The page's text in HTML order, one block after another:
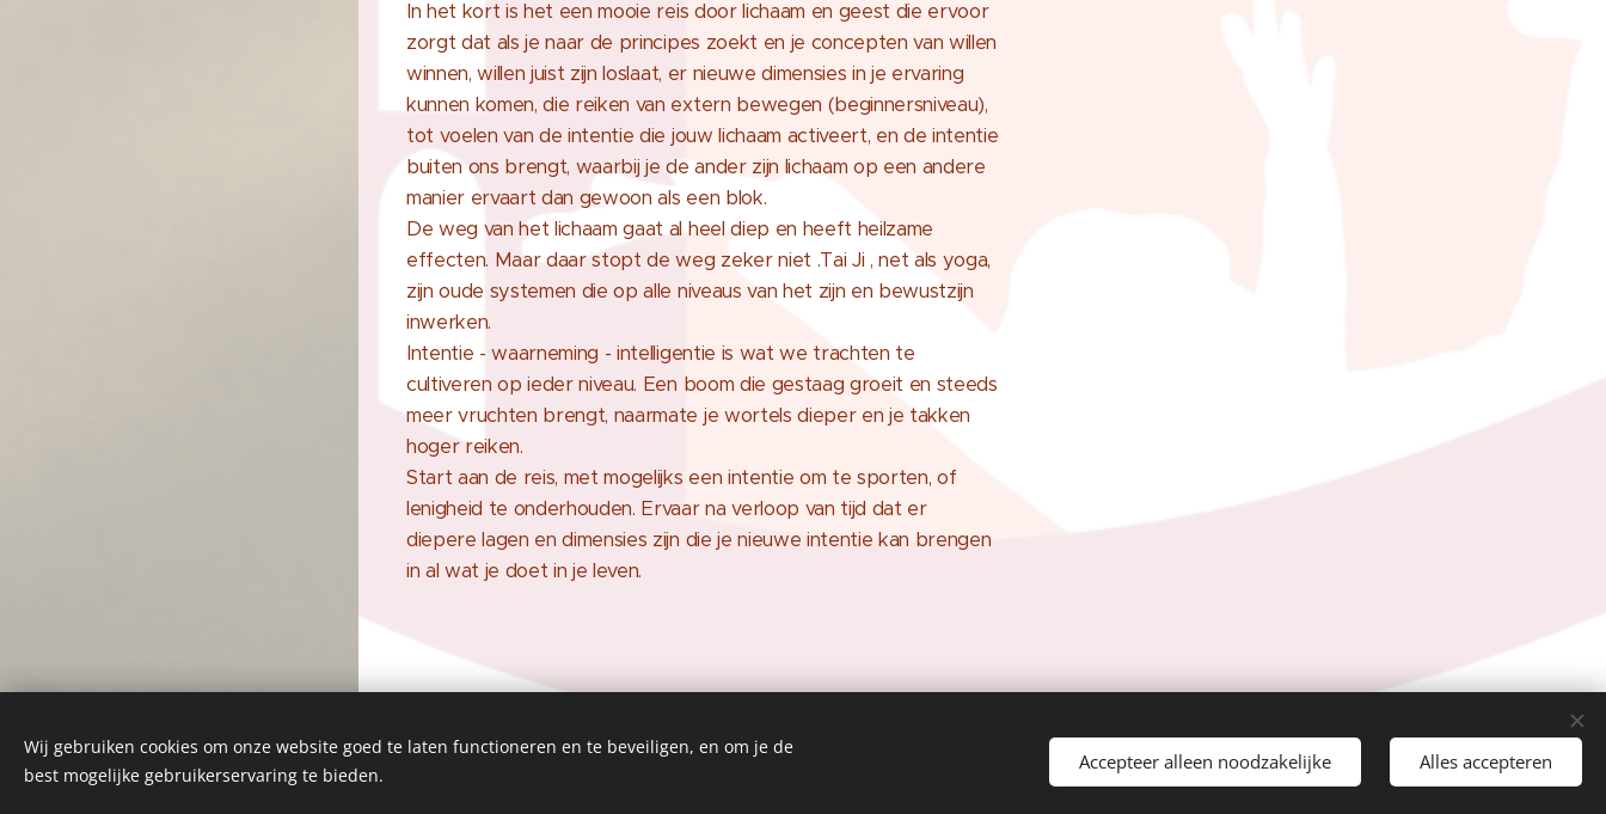
In het kort is het een mooie reis door lichaam en geest die ervoor
zorgt dat als je naar de principes zoekt en je concepten van willen
winnen, willen juist zijn loslaat, er nieuwe dimensies in je ervaring
kunnen komen, die reiken van extern bewegen (beginnersniveau),
tot voelen van de intentie die jouw lichaam activeert, en de intentie
buiten ons brengt, waarbij je de ander zijn lichaam op een andere
manier ervaart dan gewoon als een blok.
De weg van het lichaam gaat al heel diep en heeft heilzame
effecten. Maar daar stopt de weg zeker niet .Tai Ji , net als yoga,
zijn oude systemen die op alle niveaus van het zijn en bewustzijn
inwerken.
Intentie - waarneming - intelligentie is wat we trachten te
cultiveren op ieder niveau. Een boom die gestaag groeit en steeds
meer vruchten brengt, naarmate je wortels dieper en je takken
hoger reiken.
Start aan de reis, met mogelijks een intentie om te sporten, of
lenigheid te onderhouden. Ervaar na verloop van tijd dat er
diepere lagen en dimensies zijn die je nieuwe intentie kan brengen
in al wat je doet in je leven.
aan Tai Ji Mechelen
Wij gebruiken cookies om onze website goed te laten functioneren en te beveiligen, en om je de
best mogelijke gebruikerservaring te bieden.
Accepteer alleen noodzakelijke Alles accepteren